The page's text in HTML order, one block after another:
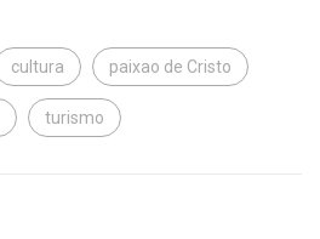
cultura paixao de Cristo
turismo